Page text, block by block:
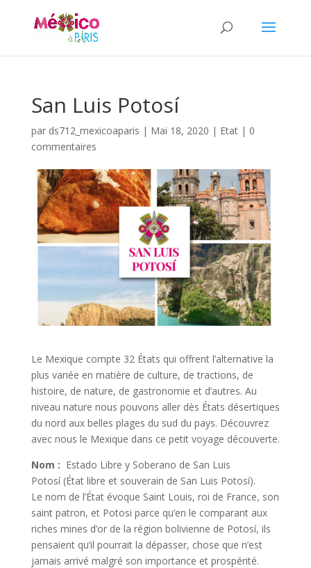
San Luis Potosí
par ds712_mexicoaparis | Mai 18, 2020 | Etat| 0
commentaires
Le Mexique compte 32 États qui offrent l’alternative la
plus variée en matière de culture, de tractions, de
histoire, de nature, de gastronomie et d’autres. Au
niveau nature nous pouvons aller dès États désertiques
du nord aux belles plages du sud du pays. Découvrez
avec nous le Mexique dans ce petit voyage découverte.
Nom : Estado Libre y Soberano de San Luis
Potosí (État libre et souverain de San Luis Potosí).
Le nom de l’État évoque Saint Louis, roi de France, son
saint patron, et Potosi parce qu’en le comparant aux
riches mines d’or de la région bolivienne de Potosí, ils
pensaient qu’il pourrait la dépasser, chose que n’est
jamais arrivé malgré son importance et prospérité.